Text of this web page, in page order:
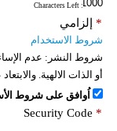
: Characters Left
إلزامي *
شروط الاستخدام
شروط النشر: عدم
أو الذات الالهية.
اُوافق على شروط
Security Code *